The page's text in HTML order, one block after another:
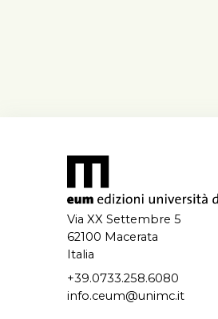
Via XX Settembre 5
62100 Macerata
Italia
+39.0733.258.6080
info.ceum@unimc.it